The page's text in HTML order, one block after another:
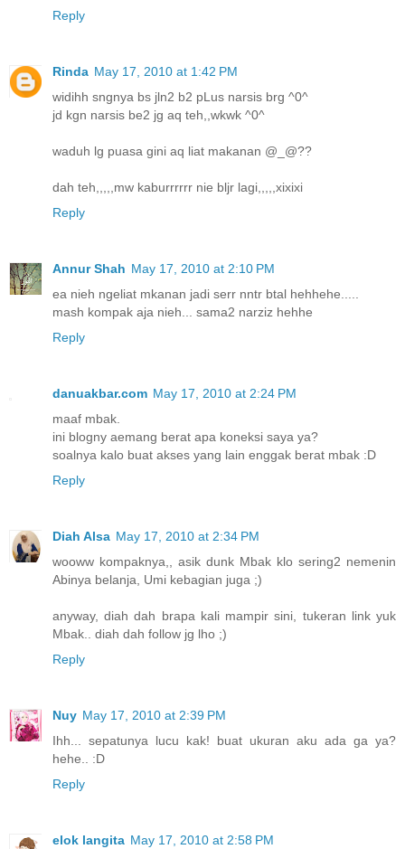
Reply
Rinda May 17, 2010 at 1:42 PM
widihh sngnya bs jln2 b2 pLus narsis brg ^0^
jd kgn narsis be2 jg aq teh,,wkwk ^0^
waduh lg puasa gini aq liat makanan @_@??
dah teh,,,,,mw kaburrrrrr nie bljr lagi,,,,,xixixi
Reply
Annur Shah May 17, 2010 at 2:10 PM
ea nieh ngeliat mkanan jadi serr nntr btal hehhehe.....
mash kompak aja nieh... sama2 narziz hehhe
Reply
danuakbar.com May 17, 2010 at 2:24 PM
maaf mbak.
ini blogny aemang berat apa koneksi saya ya?
soalnya kalo buat akses yang lain enggak berat mbak :D
Reply
Diah Alsa May 17, 2010 at 2:34 PM
wooww kompaknya,, asik dunk Mbak klo sering2 nemenin
Abinya belanja, Umi kebagian juga ;)
anyway, diah dah brapa kali mampir sini, tukeran link yuk
Mbak.. diah dah follow jg lho ;)
Reply
Nuy May 17, 2010 at 2:39 PM
Ihh... sepatunya lucu kak! buat ukuran aku ada ga ya?
hehe.. :D
Reply
elok langita May 17, 2010 at 2:58 PM